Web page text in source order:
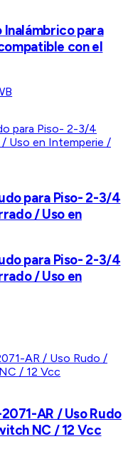
para
con el
para Piso- 2-3/4
/ Uso en
para Piso- 2-3/4
/ Uso en
AR / Uso Rudo
NC / 12 Vcc